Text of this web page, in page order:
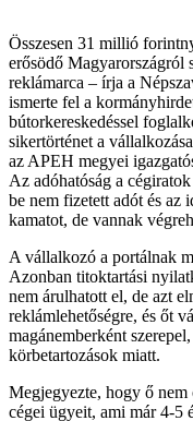
Összesen 31 millió
erősödő
reklámarca – írja a
ismerte fel a
bútorkereskedéssel
sikertörténet a
az APEH megyei
Az adóhatóság a
be nem fizetett adót és az
kamatot, de vannak
A vállalkozó a portálnak
Azonban titoktartási
nem árulhatott el, de azt
reklámlehetőségre, és őt
magánemberként
körbetartozások miatt.
Megjegyezte, hogy ő nem
cégei ügyeit, ami már 4-5